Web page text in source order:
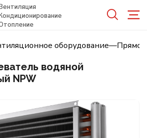
оборудование—
водяной
NPW